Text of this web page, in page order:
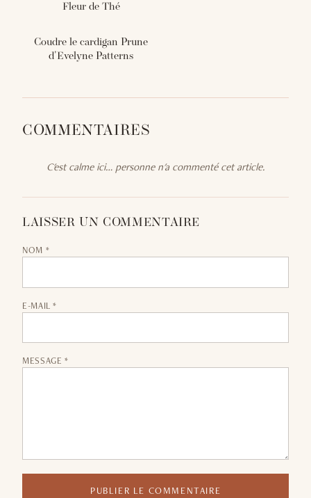
Fleur de Thé
Coudre le cardigan Prune
d'Evelyne Patterns
COMMENTAIRES
C'est calme ici… personne n'a commenté cet article.
LAISSER UN COMMENTAIRE
NOM *
E-MAIL *
MESSAGE *
PUBLIER LE COMMENTAIRE